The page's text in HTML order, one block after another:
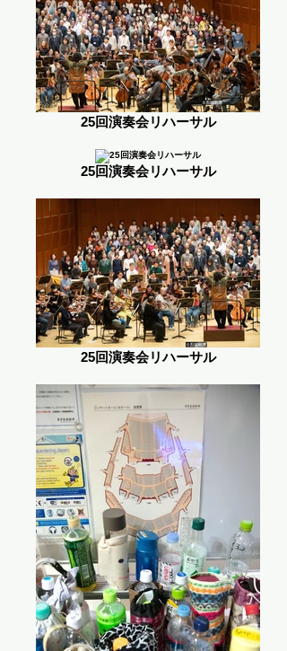
25回演奏会リハーサル
25回演奏会リハーサル
25回演奏会リハーサル